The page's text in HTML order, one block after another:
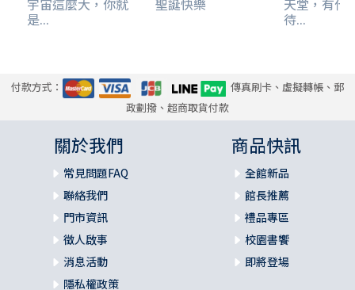
宇宙這麼大，你就
是...
聖誕快樂 天堂，有什
待...
付款方式：
傳真刷卡、虛擬轉帳、郵
政劃撥、超商取貨付款
關於我們
常見問題FAQ
聯絡我們
門市資訊
徵人啟事
消息活動
隱私權政策
商品快訊
全館新品
館長推薦
禮品專區
校園書饗
即將登場